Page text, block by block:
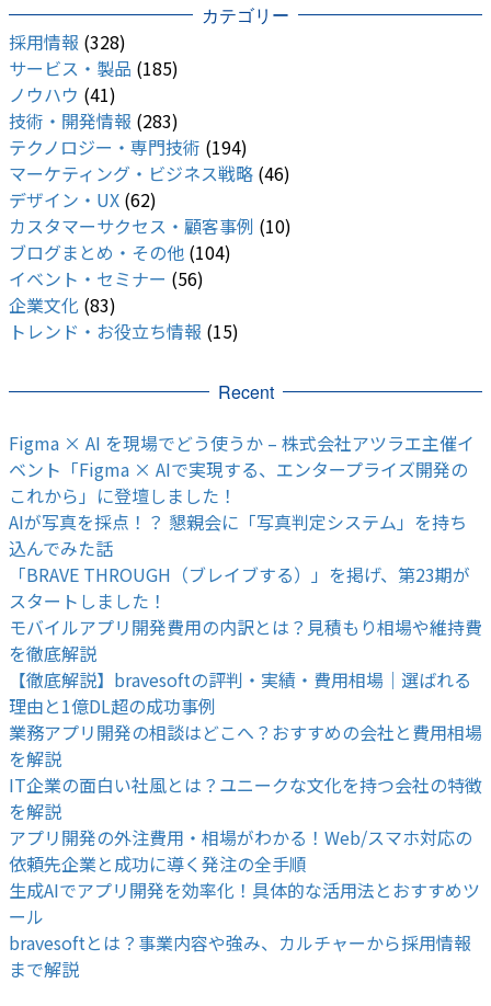
カテゴリー
採用情報 (328)
サービス・製品 (185)
ノウハウ (41)
技術・開発情報 (283)
テクノロジー・専門技術 (194)
マーケティング・ビジネス戦略 (46)
デザイン・UX (62)
カスタマーサクセス・顧客事例 (10)
ブログまとめ・その他 (104)
イベント・セミナー (56)
企業文化 (83)
トレンド・お役立ち情報 (15)
Recent
Figma × AI を現場でどう使うか – 株式会社アツラエ主催イ
ベント「Figma × AIで実現する、エンタープライズ開発の
これから」に登壇しました！
AIが写真を採点！？ 懇親会に「写真判定システム」を持ち
込んでみた話
「BRAVE THROUGH（ブレイブする）」を掲げ、第23期が
スタートしました！
モバイルアプリ開発費用の内訳とは？見積もり相場や維持費
を徹底解説
【徹底解説】bravesoftの評判・実績・費用相場｜選ばれる
理由と1億DL超の成功事例
業務アプリ開発の相談はどこへ？おすすめの会社と費用相場
を解説
IT企業の面白い社風とは？ユニークな文化を持つ会社の特徴
を解説
アプリ開発の外注費用・相場がわかる！Web/スマホ対応の
依頼先企業と成功に導く発注の全手順
生成AIでアプリ開発を効率化！具体的な活用法とおすすめツ
ール
bravesoftとは？事業内容や強み、カルチャーから採用情報
まで解説